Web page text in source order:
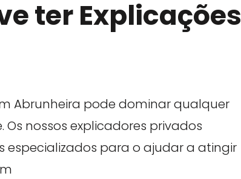
ter Explicações
Abrunheira pode dominar qualquer
nossos explicadores privados
especializados para o ajudar a atingir